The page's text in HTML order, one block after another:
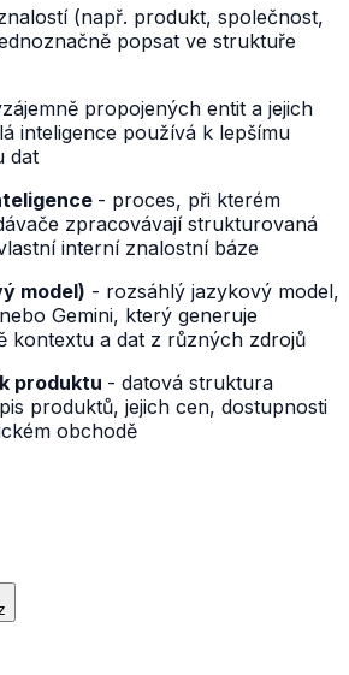
(např. produkt, společnost,
popsat ve struktuře
propojených entit a jejich
inteligence používá k lepšímu
dat
- proces, při kterém
zpracovávají strukturovaná
interní znalostní báze
model) - rozsáhlý jazykový model,
Gemini, který generuje
kontextu a dat z různých zdrojů
produktu - datová struktura
produktů, jejich cen, dostupnosti
obchodě